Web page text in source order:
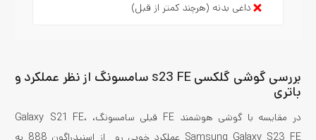
داغی بدنه (هرچند کمتر از قبل)
بررسی گوشی گلکسی s23 FE سامسونگ از نظر عملکرد و
باتری
در مقایسه با گوشی هوشمند FE قبلی سامسونگ، Galaxy S21 FE،